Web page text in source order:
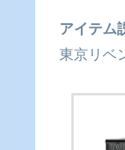
アイテム
東京リベ